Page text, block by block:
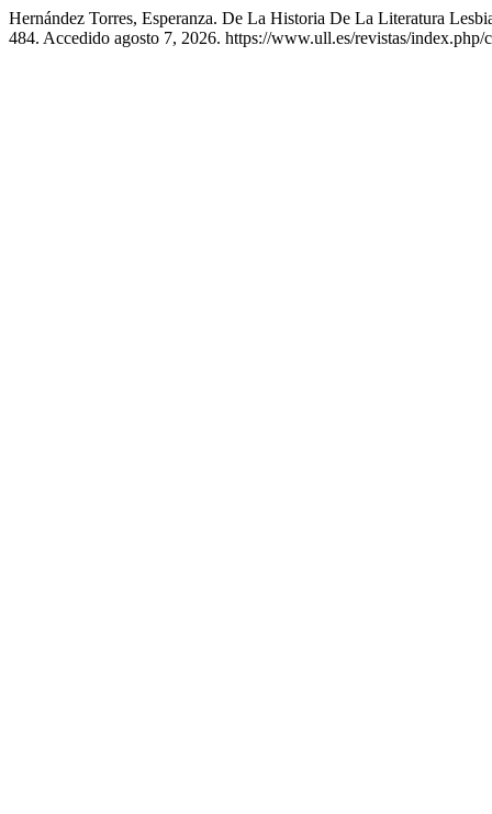
Hernández Torres, Esperanza. De La Historia De La Literatura
484. Accedido agosto 7, 2026. https://www.ull.es/revistas/